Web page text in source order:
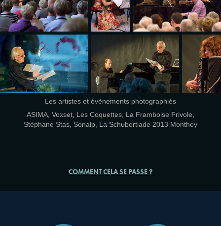
Les artistes et évènements photographiés
ASIMA, Voxset, Les Coquettes, La Framboise Frivole,
Stéphane Stas, Sonalp, La Schubertiade 2013 Monthey
COMMENT CELA SE PASSE ?